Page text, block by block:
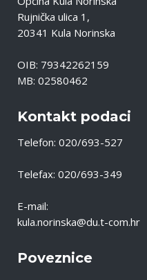
Rujnička ulica 1,
20341 Kula Norinska
OIB: 79342262159
MB: 02580462
Kontakt podaci
Telefon: 020/693-527
Telefax: 020/693-349
E-mail:
kula.norinska@du.t-com.hr
Poveznice